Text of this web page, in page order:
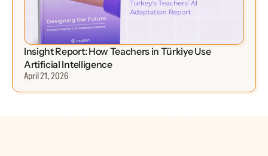
Insight Report: How Teachers in Türkiye Use
Artificial Intelligence
April 21, 2026